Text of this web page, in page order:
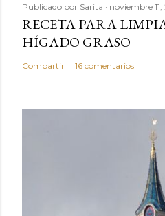
Publicado por Sarita noviembre
RECETA PARA
HÍGADO GRASO
Compartir 16 comentarios